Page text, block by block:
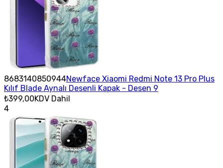
8683140850944Newface Xiaomi Redmi Note 13 Pro Plus
Kılıf Blade Aynalı Desenli Kapak - Desen 9
₺399,00KDV Dahil
4